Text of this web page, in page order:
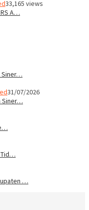
33,165 views
A…
Siner…
31/07/2026
Siner…
Tid…
…